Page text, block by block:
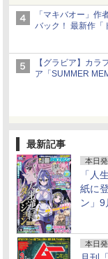
「マキバオー」作
バック！ 最新作「
べらない動物”と
うこれ以上の幸
犬たちへ…
【グラビア】カラ
ア「SUMMER
最新記事
本日
「人
紙に
ン」9
本日